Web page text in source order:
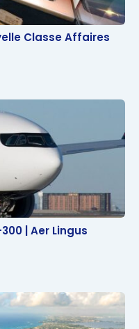
Classe Affaires
Classe Affaires
| Aer Lingus
| Aer Lingus